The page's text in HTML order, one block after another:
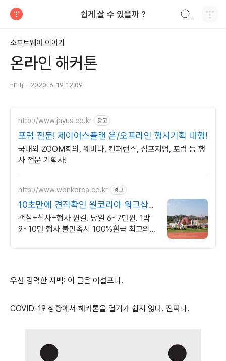
쉽게 살 수 있을까 ?
소프트웨어 이야기
온라인 해커톤
hl1itj 2020. 6. 19. 12:09
http://www.jayus.co.kr 광고
포럼 전문! 제이어스플랜 온/오프라인 행사기획 대행!
국내외 ZOOM회의, 웨비나, 컨퍼런스, 심포지엄, 포럼 등 행
사 전문 기획사!
http://www.wonkorea.co.kr 광고
10초만에 견적확인 원코리아 워크샵팀
빌딩 연수원 기업행사
객실+식사+행사 원킬. 당일 6~7만원. 1박
9~10만 행사 불만족시 100%환급 최고의
우선 강력한 자백: 이 글은 어설프다.
COVID-19 상황에서 해커톤을 열기가 쉽지 않다. 진짜다.